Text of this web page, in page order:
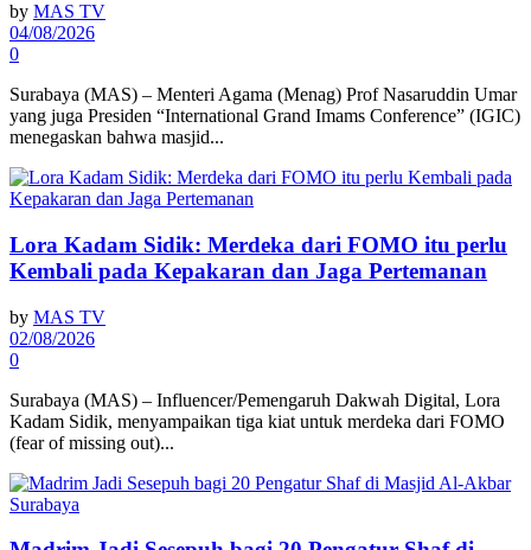
by MAS TV
04/08/2026
0
Surabaya (MAS) – Menteri Agama (Menag) Prof Nasaruddin Umar
yang juga Presiden “International Grand Imams Conference” (IGIC)
menegaskan bahwa masjid...
Lora Kadam Sidik: Merdeka dari FOMO itu perlu
Kembali pada Kepakaran dan Jaga Pertemanan
by MAS TV
02/08/2026
0
Surabaya (MAS) – Influencer/Pemengaruh Dakwah Digital, Lora
Kadam Sidik, menyampaikan tiga kiat untuk merdeka dari FOMO
(fear of missing out)...